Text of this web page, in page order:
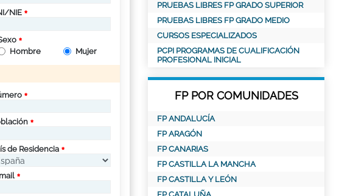
NIE
Hombre
Mujer
de Residencia
PRUEBAS LIBRES FP GRADO SUPERIOR
PRUEBAS LIBRES FP GRADO MEDIO
CURSOS ESPECIALIZADOS
PCPI PROGRAMAS DE CUALIFICACIÓN
PROFESIONAL INICIAL
FP POR COMUNIDADES
FP ANDALUCÍA
FP ARAGÓN
FP CANARIAS
FP CASTILLA LA MANCHA
FP CASTILLA Y LEÓN